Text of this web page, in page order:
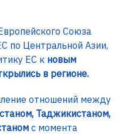
Союза
по Центральной Азии,
ЕС к новым
в регионе.
отношений между
Таджикистаном,
с момента